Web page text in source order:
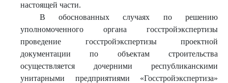
настоящей части.
В обоснованных случаях по решению
уполномоченного органа госстройэкспертизы
проведение госстройэкспертизы проектной
документации по объектам строительства
осуществляется дочерними республиканскими
унитарными предприятиями «Госстройэкспертиза»